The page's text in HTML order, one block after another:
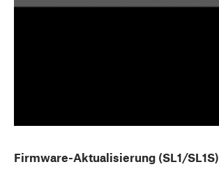
Firmware-Aktualisierung (SL1/SL1S)